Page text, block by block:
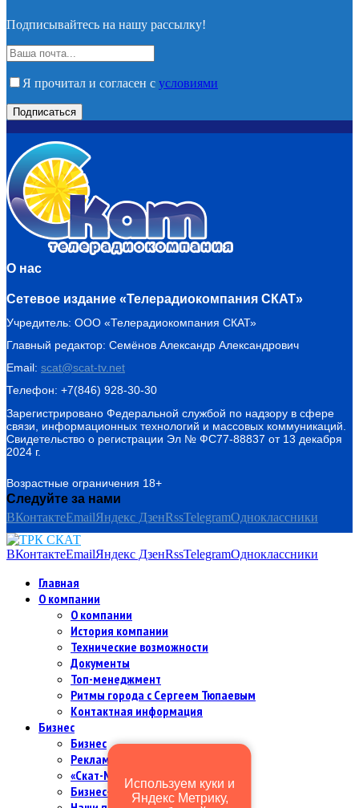
Подписывайтесь на нашу рассылку!
Я прочитал и согласен с условиями
О нас
Сетевое издание «Телерадиокомпания СКАТ»
Учредитель: ООО «Телерадиокомпания СКАТ»
Главный редактор: Семёнов Александр Александрович
Email: scat@scat-tv.net
Телефон: +7(846) 928-30-30
Зарегистрировано Федеральной службой по надзору в сфере
связи, информационных технологий и массовых коммуникаций.
Свидетельство о регистрации Эл № ФС77-88837 от 13 декабря
2024 г.
Возрастные ограничения 18+
Следуйте за нами
ВКонтактеEmailЯндекс ДзенRssTelegramОдноклассники
ВКонтактеEmailЯндекс ДзенRssTelegramОдноклассники
Главная
О компании
О компании
История компании
Технические возможности
Документы
Топ-менеджмент
Ритмы города с Сергеем Тюпаевым
Контактная информация
Бизнес
Бизнес
Рекламодателям и партнерам
«Скат-МИР Premium» в цифрах
Бизнес-командаИспользуем куки и
Яндекс Метрику,